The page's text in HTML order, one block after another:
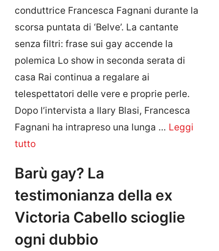
conduttrice Francesca Fagnani durante la
scorsa puntata di ‘Belve’. La cantante
senza filtri: frase sui gay accende la
polemica Lo show in seconda serata di
casa Rai continua a regalare ai
telespettatori delle vere e proprie perle.
Dopo l’intervista a Ilary Blasi, Francesca
Fagnani ha intrapreso una lunga … Leggi
tutto
Barù gay? La
testimonianza della ex
Victoria Cabello scioglie
ogni dubbio